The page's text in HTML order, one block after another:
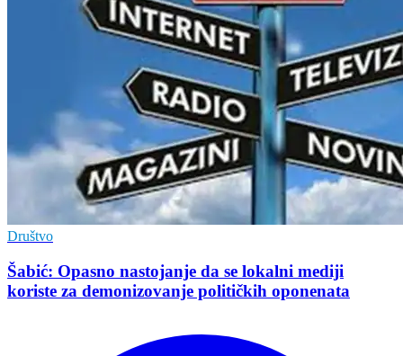
Društvo
Šabić: Opasno nastojanje da se lokalni mediji
koriste za demonizovanje političkih oponenata